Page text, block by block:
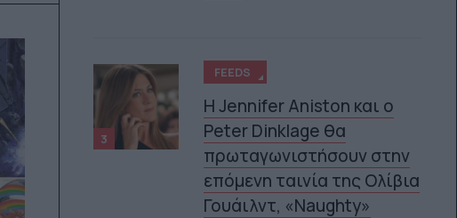
3
FEEDS
Η Jennifer Aniston και ο
Peter Dinklage θα
πρωταγωνιστήσουν στην
επόμενη ταινία της Ολίβια
Γουάιλντ, «Naughty»